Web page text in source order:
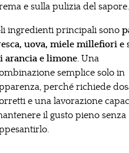
e sulla pulizia del sapore.
ingredienti principali sono
uova, miele millefiori e
arancia e limone. Una
semplice solo in
perché richiede
e una lavorazione
il gusto pieno senza